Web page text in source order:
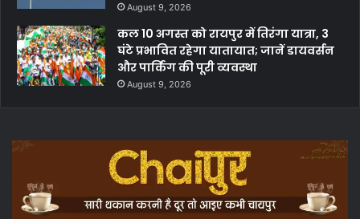
August 9, 2026
कल 10 अगस्त को रायपुर में तिरंगा यात्रा, 3
घंटे प्रभावित रहेगा यातायात; जानें डायवर्सन
और पार्किंग की पूरी व्यवस्था
August 9, 2026